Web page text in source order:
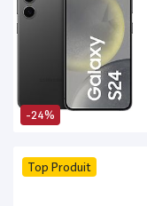
-24%
Top Produit